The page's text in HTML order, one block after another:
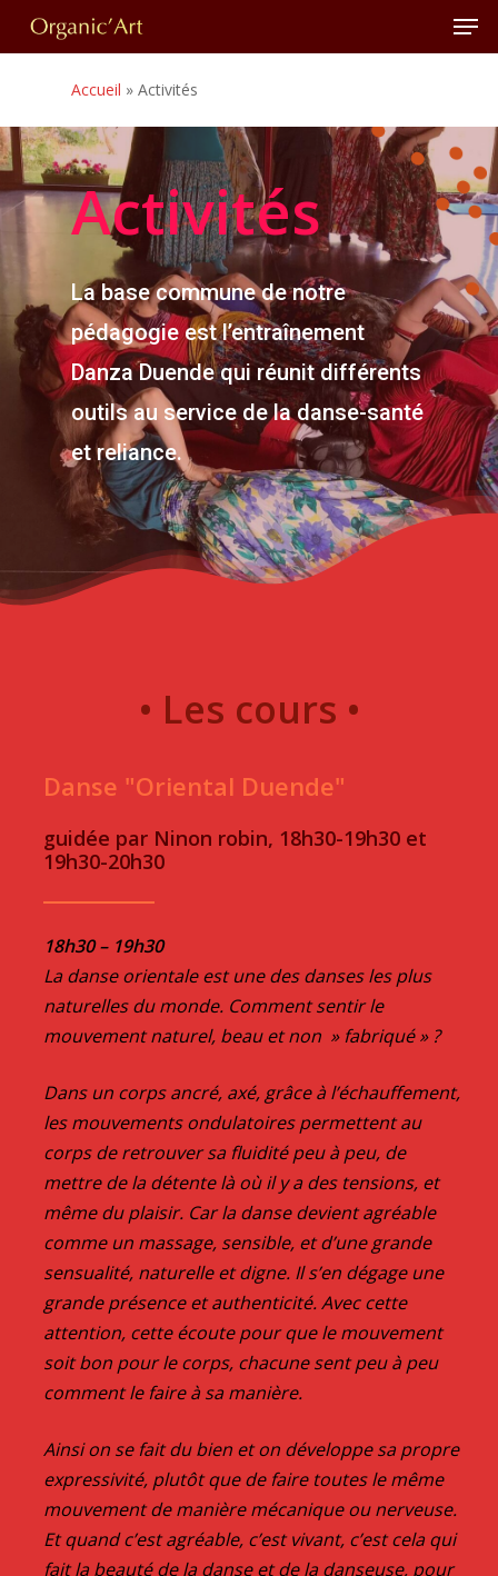
Accueil » Activités
Activités
La base commune de notre
pédagogie est l’entraînement
Danza Duende qui réunit différents
outils au service de la danse-santé
et reliance.
• Les cours •
Danse "Oriental Duende"
guidée par Ninon robin, 18h30-19h30 et
19h30-20h30
18h30 – 19h30
La danse orientale est une des danses les plus
naturelles du monde. Comment sentir le
mouvement naturel, beau et non » fabriqué » ?
Dans un corps ancré, axé, grâce à l’échauffement,
les mouvements ondulatoires permettent au
corps de retrouver sa fluidité peu à peu, de
mettre de la détente là où il y a des tensions, et
même du plaisir. Car la danse devient agréable
comme un massage, sensible, et d’une grande
sensualité, naturelle et digne. Il s’en dégage une
grande présence et authenticité. Avec cette
attention, cette écoute pour que le mouvement
soit bon pour le corps, chacune sent peu à peu
comment le faire à sa manière.
Ainsi on se fait du bien et on développe sa propre
expressivité, plutôt que de faire toutes le même
mouvement de manière mécanique ou nerveuse.
Et quand c’est agréable, c’est vivant, c’est cela qui
fait la beauté de la danse et de la danseuse, pour